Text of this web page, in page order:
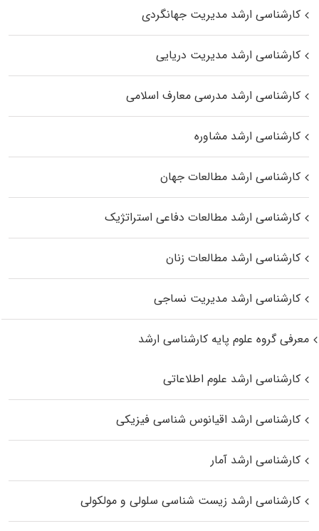
کارشناسی ارشد مدیریت جهانگردی
کارشناسی ارشد مدیریت دریایی
کارشناسی ارشد مدرسی معارف اسلامی
کارشناسی ارشد مشاوره
کارشناسی ارشد مطالعات جهان
کارشناسی ارشد مطالعات دفاعی استراتژیک
کارشناسی ارشد مطالعات زنان
کارشناسی ارشد مدیریت نساجی
معرفی گروه علوم پایه کارشناسی ارشد
کارشناسی ارشد علوم اطلاعاتی
کارشناسی ارشد اقیانوس‌ شناسی فیزیکی
کارشناسی ارشد آمار
کارشناسی ارشد زیست شناسی سلولی و مولکولی